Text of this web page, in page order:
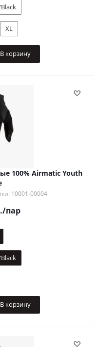
XL
В корзину
100% Airmatic Youth
10001-00004
/пар
В корзину